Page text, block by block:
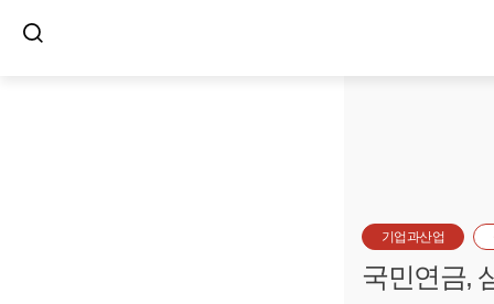
기업과산업
국민연금,